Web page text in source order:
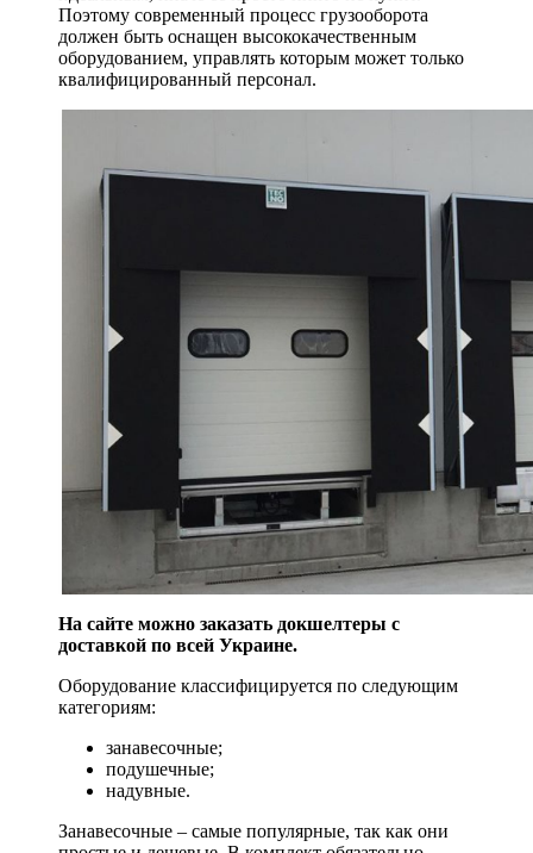
Поэтому современный процесс грузооборота
должен быть оснащен высококачественным
оборудованием, управлять которым может только
квалифицированный персонал.
На сайте можно заказать докшелтеры с
доставкой по всей Украине.
Оборудование классифицируется по следующим
категориям:
занавесочные;
подушечные;
надувные.
Занавесочные – самые популярные, так как они